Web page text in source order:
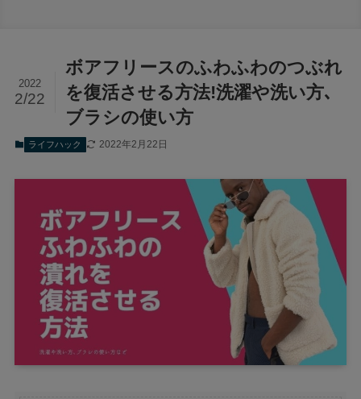
ボアフリースのふわふわのつぶれ
を復活させる方法!洗濯や洗い方､
ブラシの使い方
2022
2/22
ライフハック 2022年2月22日